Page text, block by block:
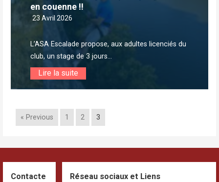
en couenne !!
23 Avril 2026
L’ASA Escalade propose, aux adultes licenciés du
club, un stage de 3 jours...
Lire la suite
« Previous 1 2 3
Contacte
Réseau sociaux et Liens